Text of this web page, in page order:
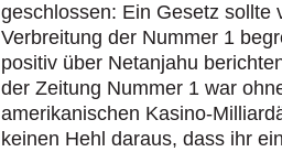
geschlossen: Ein Gesetz sollte
Verbreitung der Nummer 1
positiv über Netanjahu
der Zeitung Nummer 1 war
amerikanischen Kasino-
keinen Hehl daraus, dass ihr